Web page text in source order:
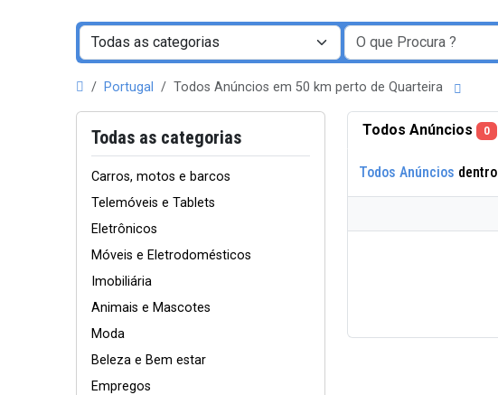
Portugal Todos Anúncios em 50 km perto de Quarteira
Todas as categorias
Carros, motos e barcos
Telemóveis e Tablets
Eletrônicos
Móveis e Eletrodomésticos
Imobiliária
Animais e Mascotes
Moda
Beleza e Bem estar
Empregos
Todos Anúncios 0
Todos Anúncios dentro